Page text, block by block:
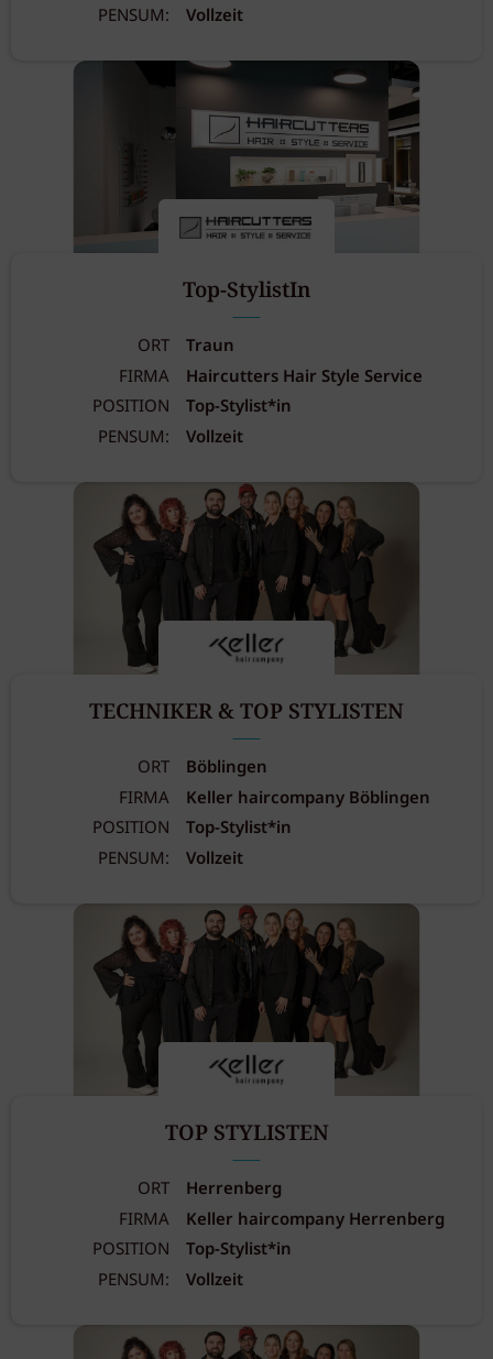
PENSUM:
Vollzeit
Top-StylistIn
ORT
Traun
FIRMA
Haircutters Hair Style Service
POSITION
Top-Stylist*in
PENSUM:
Vollzeit
TECHNIKER & TOP STYLISTEN
ORT
Böblingen
FIRMA
Keller haircompany Böblingen
POSITION
Top-Stylist*in
PENSUM:
Vollzeit
TOP STYLISTEN
ORT
Herrenberg
FIRMA
Keller haircompany Herrenberg
POSITION
Top-Stylist*in
PENSUM:
Vollzeit